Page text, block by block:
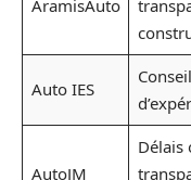
AramisAuto
Auto IES
AutoJM
Délais